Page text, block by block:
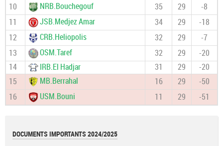
10 NRB.Bouchegouf 35 29
-8
11
JSB.Medjez Amar 34 29
-18
12
CRB.Heliopolis 32 29
-7
13
OSM.Taref 32 29
-20
14
IRB.El Hadjar 31 29
-20
15
MB.Berrahal 16 29
-50
16
USM.Bouni 11 29 -51
DOCUMENTS IMPORTANTS 2024/2025